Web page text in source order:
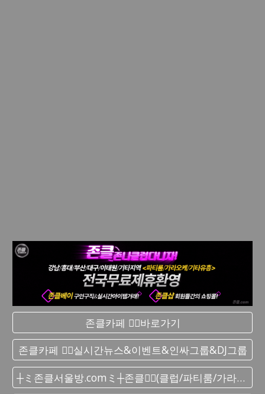
존클카페 ❤️‍🔥바로가기
존클카페 ❤️‍🔥실시간 뉴스&이벤트&인싸그룹&DJ그룹
┼ミ존클서울방.comミ┼존클❤️‍🔥(클럽/파티룸/가라오케) - 단톡방